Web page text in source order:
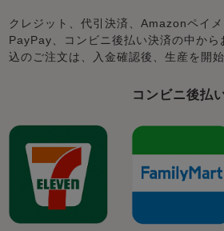
クレジット、代引決済、Amazonペイメ
PayPay、コンビニ後払い決済の中から
込のご注文は、入金確認後、生産を開始
コンビニ後払